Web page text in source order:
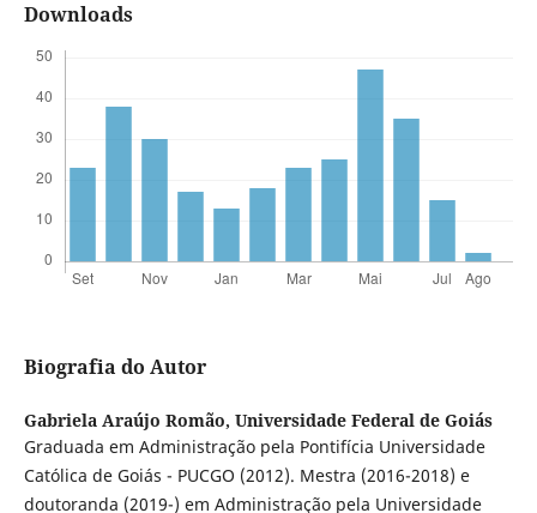
Downloads
Biografia do Autor
Gabriela Araújo Romão, Universidade Federal de Goiás
Graduada em Administração pela Pontifícia Universidade
Católica de Goiás - PUCGO (2012). Mestra (2016-2018) e
doutoranda (2019-) em Administração pela Universidade